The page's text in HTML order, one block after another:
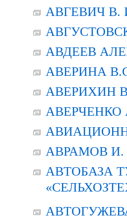
АВГЕВИЧ В.
АВДЕЕВ
АВЕРИНА
АВЕРИХИН
АВЕРЧЕНКО
АВРАМОВ И.
АВТОБАЗА